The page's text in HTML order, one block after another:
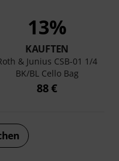
13%
KAUFTEN
& Junius CSB-01 1/4
BK/BL Cello Bag
88 €